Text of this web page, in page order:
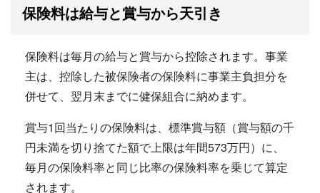
保険料は給与と賞与から天引き
保険料は毎月の給与と賞与から控除されます。事業
主は、控除した被保険者の保険料に事業主負担分を
併せて、翌月末までに健保組合に納めます。
賞与1回当たりの保険料は、標準賞与額（賞与額の千
円未満を切り捨てた額で上限は年間573万円）に、
毎月の保険料率と同じ比率の保険料率を乗じて算定
されます。